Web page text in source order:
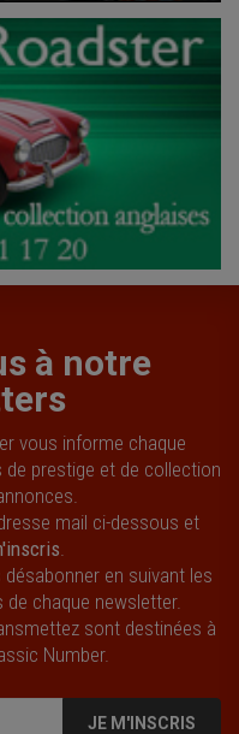
à notre
vous informe chaque
de prestige et de collection
mail ci-dessous et
en suivant les
chaque newsletter.
sont destinées à
Number.
JE M'INSCRIS